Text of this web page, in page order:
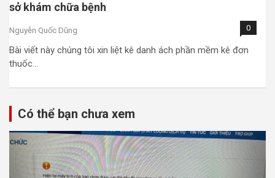
sở khám chữa bệnh
Nguyễn Quốc Dũng 0
Bài viết này chúng tôi xin liệt kê danh ách phần mềm kê đơn
thuốc…
Có thể bạn chưa xem